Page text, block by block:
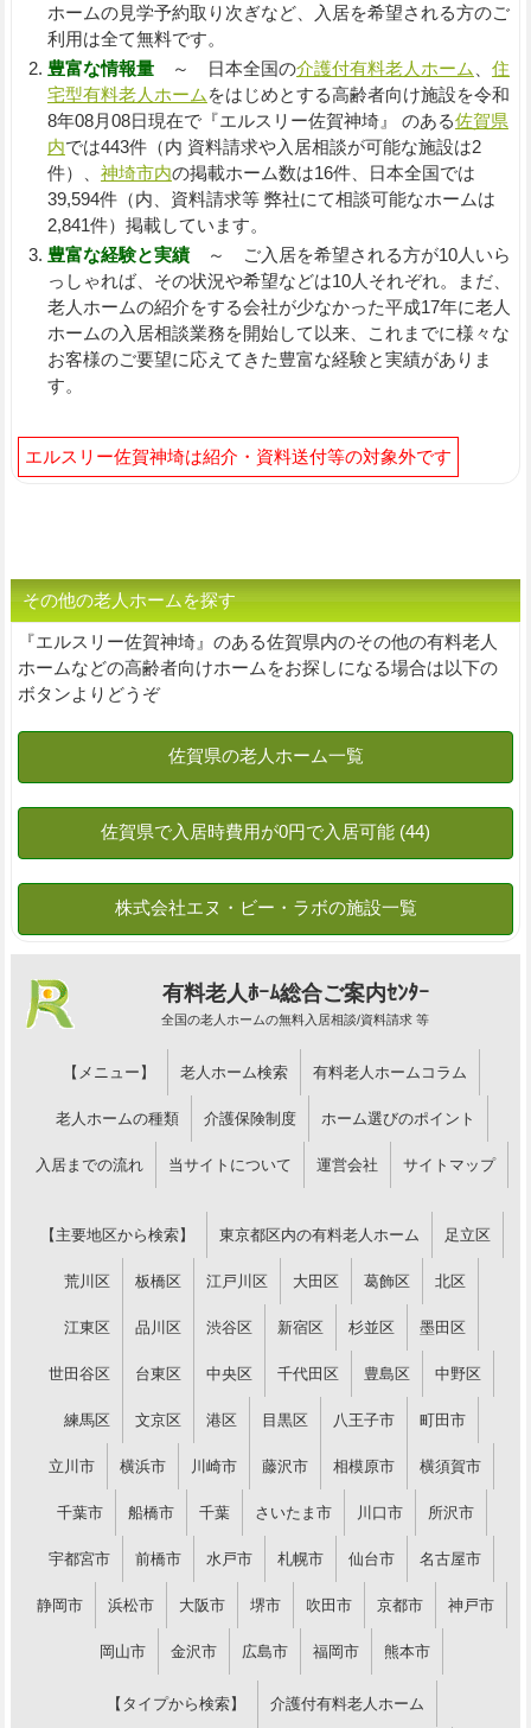
ホームの見学予約取り次ぎなど、入居を希望される方のご
利用は全て無料です。
豊富な情報量～ 日本全国の介護付有料老人ホーム
住
宅型有料老人ホーム をはじめとする高齢者向け施設を令和
8年08月08日現在で『エルスリー佐賀神埼』 のある佐賀県
内では443件（内 資料請求や入居相談が可能な施設は2
件）、 神埼市内の掲載ホーム数は16件、日本全国では
39,594件（内、資料請求等 弊社にて相談可能なホームは
2,841件）掲載しています。
豊富な経験と実績～ ご入居を希望される方が10人いら
っしゃれば、その状況や希望などは10人それぞれ。まだ、
老人ホームの紹介をする会社が少なかった平成17年に老人
ホームの入居相談業務を開始して以来、これまでに様々な
お客様のご要望に応えてきた豊富な経験と実績がありま
す。
エルスリー佐賀神埼は紹介・資料送付等の対象外です
その他の老人ホームを探す
『エルスリー佐賀神埼』のある佐賀県内のその他の有料老人
ホームなどの高齢者向けホームをお探しになる場合は以下の
ボタンよりどうぞ
有料老人ﾎｰﾑ総合ご案内ｾﾝﾀｰ
全国の老人ホームの無料入居相談/資料請求 等
【メニュー】 老人ホーム検索 有料老人ホームコラム
老人ホームの種類 介護保険制度 ホーム選びのポイント
入居までの流れ 当サイトについて 運営会社 サイトマップ
【主要地区から検索】 東京都区内の有料老人ホーム 足立区
荒川区 板橋区 江戸川区 大田区 葛飾区 北区
江東区 品川区 渋谷区 新宿区 杉並区 墨田区
世田谷区 台東区 中央区 千代田区 豊島区 中野区
練馬区 文京区 港区 目黒区 八王子市 町田市
立川市 横浜市 川崎市 藤沢市 相模原市 横須賀市
千葉市 船橋市 千葉 さいたま市 川口市 所沢市
宇都宮市 前橋市 水戸市 札幌市 仙台市 名古屋市
静岡市 浜松市 大阪市 堺市 吹田市 京都市 神戸市
岡山市 金沢市 広島市 福岡市 熊本市
【タイプから検索】 介護付有料老人ホーム